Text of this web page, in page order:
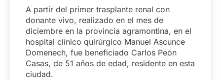
A partir del primer trasplante renal con
donante vivo, realizado en el mes de
diciembre en la provincia agramontina, en el
hospital clínico quirúrgico Manuel Ascunce
Domenech, fue beneficiado Carlos Peón
Casas, de 51 años de edad, residente en esta
ciudad.